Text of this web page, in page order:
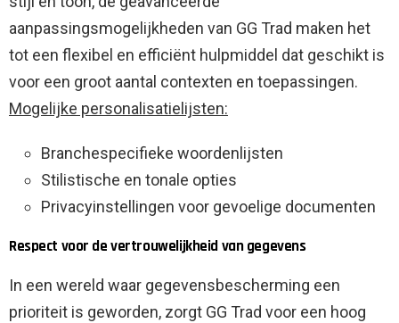
aanpassingsmogelijkheden van GG Trad maken het
tot een flexibel en efficiënt hulpmiddel dat geschikt is
voor een groot aantal contexten en toepassingen.
Mogelijke personalisatielijsten:
Branchespecifieke woordenlijsten
Stilistische en tonale opties
Privacyinstellingen voor gevoelige documenten
Respect voor de vertrouwelijkheid van gegevens
In een wereld waar gegevensbescherming een
prioriteit is geworden, zorgt GG Trad voor een hoog